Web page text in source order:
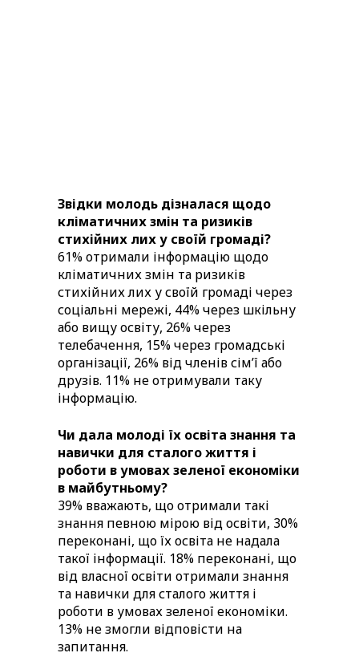
Звідки молодь дізналася щодо
кліматичних змін та ризиків
стихійних лих у своїй громаді?
61% отримали інформацію щодо
кліматичних змін та ризиків
стихійних лих у своїй громаді через
соціальні мережі, 44% через шкільну
або вищу освіту, 26% через
телебачення, 15% через громадські
організації, 26% від членів сімʼї або
друзів. 11% не отримували таку
інформацію.
Чи дала молоді їх освіта знання та
навички для сталого життя і
роботи в умовах зеленої економіки
в майбутньому?
39% вважають, що отримали такі
знання певною мірою від освіти, 30%
переконані, що їх освіта не надала
такої інформації. 18% переконані, що
від власної освіти отримали знання
та навички для сталого життя і
роботи в умовах зеленої економіки.
13% не змогли відповісти на
запитання.